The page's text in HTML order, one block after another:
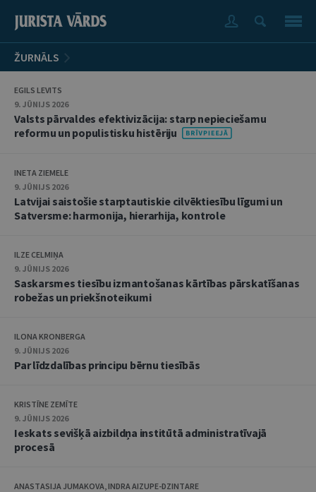
ŽURNĀLS
EGILS LEVITS
9. JŪNIJS 2026
Valsts pārvaldes efektivizācija: starp nepieciešamu
reformu un populistisku histēriju
INETA ZIEMELE
9. JŪNIJS 2026
Latvijai saistošie starptautiskie cilvēktiesību līgumi un
Satversme: harmonija, hierarhija, kontrole
ILZE CELMIŅA
9. JŪNIJS 2026
Saskarsmes tiesību izmantošanas kārtības pārskatīšanas
robežas un priekšnoteikumi
ILONA KRONBERGA
9. JŪNIJS 2026
Par līdzdalības principu bērnu tiesībās
KRISTĪNE ZEMĪTE
9. JŪNIJS 2026
Ieskats sevišķā aizbildņa institūtā administratīvajā
procesā
ANASTASIJA JUMAKOVA, INDRA AIZUPE-DZINTARE